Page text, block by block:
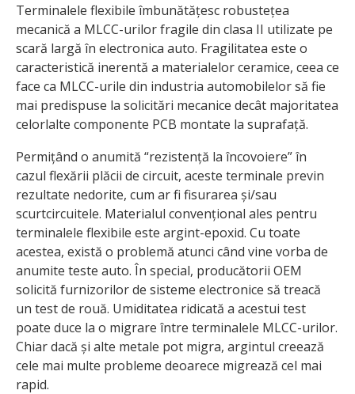
Terminalele flexibile îmbunătățesc robustețea
mecanică a MLCC-urilor fragile din clasa II utilizate pe
scară largă în electronica auto. Fragilitatea este o
caracteristică inerentă a materialelor ceramice, ceea ce
face ca MLCC-urile din industria automobilelor să fie
mai predispuse la solicitări mecanice decât majoritatea
celorlalte componente PCB montate la suprafață.
Permițând o anumită “rezistență la încovoiere” în
cazul flexării plăcii de circuit, aceste terminale previn
rezultate nedorite, cum ar fi fisurarea și/sau
scurtcircuitele. Materialul convențional ales pentru
terminalele flexibile este argint-epoxid. Cu toate
acestea, există o problemă atunci când vine vorba de
anumite teste auto. În special, producătorii OEM
solicită furnizorilor de sisteme electronice să treacă
un test de rouă. Umiditatea ridicată a acestui test
poate duce la o migrare între terminalele MLCC-urilor.
Chiar dacă și alte metale pot migra, argintul creează
cele mai multe probleme deoarece migrează cel mai
rapid.